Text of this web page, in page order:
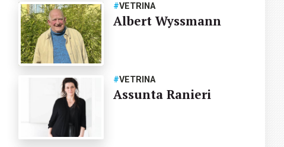
#VETRINA
Albert Wyssmann
#VETRINA
Assunta Ranieri